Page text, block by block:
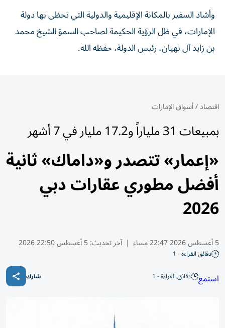
وأشاد السفير بالمكانة الإقليمية والدولية التي تحظى بها دولة
الإمارات، في ظل الرؤية الحكيمة لصاحب السموّ الشيخ محمد
بن زايد آل نهيان، رئيس الدولة، حفظه الله.
اقتصاد/أسواق الإمارات
بمبيعات 31 ملياراً و17.2 مليار في 7 أشهر
«إعمار» تتصدر و«داماك» ثانية
أفضل مطوري عقارات دبي
2026
5 أغسطس 2026 22:47 مساء | آخر تحديث:5 أغسطس 22:50 2026
دقائق القراءة - 1
استمع دقائق القراءة - 1 شارك